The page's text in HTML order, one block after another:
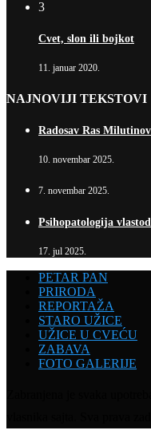
3
Cvet, slon ili bojkot
11. januar 2020.
NAJNOVIJI TEKSTOVI
Radosav Ras
10. novembar 2025.
7. novembar 2025.
Psihopatologija
17. jul 2025.
PETAR PAN
PRIRODA
REPORTAŽA
STARO UŽICE
UŽICE U CVEĆU
ZABAVA
FOTO GALERIJE